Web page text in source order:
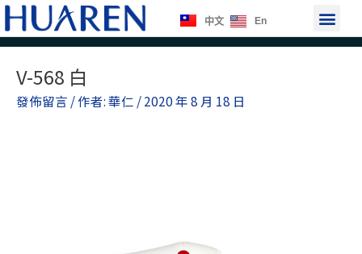
跳
至
主
中文 En 選
單
V-568 白
發佈留言 / 作者:華仁 /2020 年 8 月 18 日
navigation